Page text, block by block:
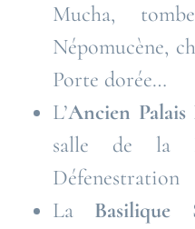
Mucha,
Népomucène,
Porte dorée…
L’Ancien Palais
salle de la
Défenestration
La Basilique